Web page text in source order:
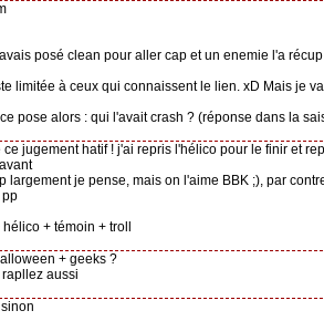
posé clean pour aller cap et un enemie l'a
limitée à ceux qui connaissent le lien. xD Mais je
pose alors : qui l'avait crash ? (réponse dans la
ce jugement hatif ! j'ai repris l'hélico pour le finir et
largement je pense, mais on l'aime BBK ;), par
pp
+ témoin + troll
+ geeks ?
aussi